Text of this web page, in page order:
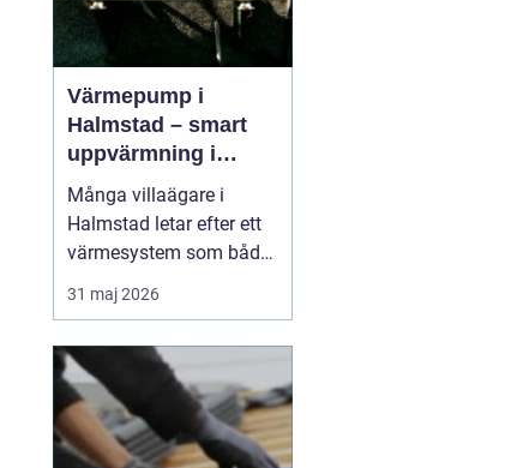
Värmepump i
Halmstad – smart
uppvärmning i
kustklimat
Många villaägare i
Halmstad letar efter ett
värmesystem som både
sänker kostnaderna och
ger trygg värme året
fuktiga vintrar och milda
somrar, ställer särskilda
krav på upp...
31 maj 2026